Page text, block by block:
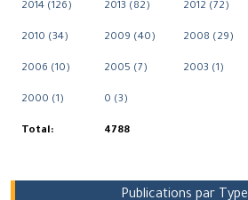
2014 (126) 2013 (82) 2012 (72)
2010 (34) 2009 (40) 2008 (29)
2006 (10) 2005 (7) 2003 (1)
2000 (1) 0 (3)
Total: 4788
Publications par Type